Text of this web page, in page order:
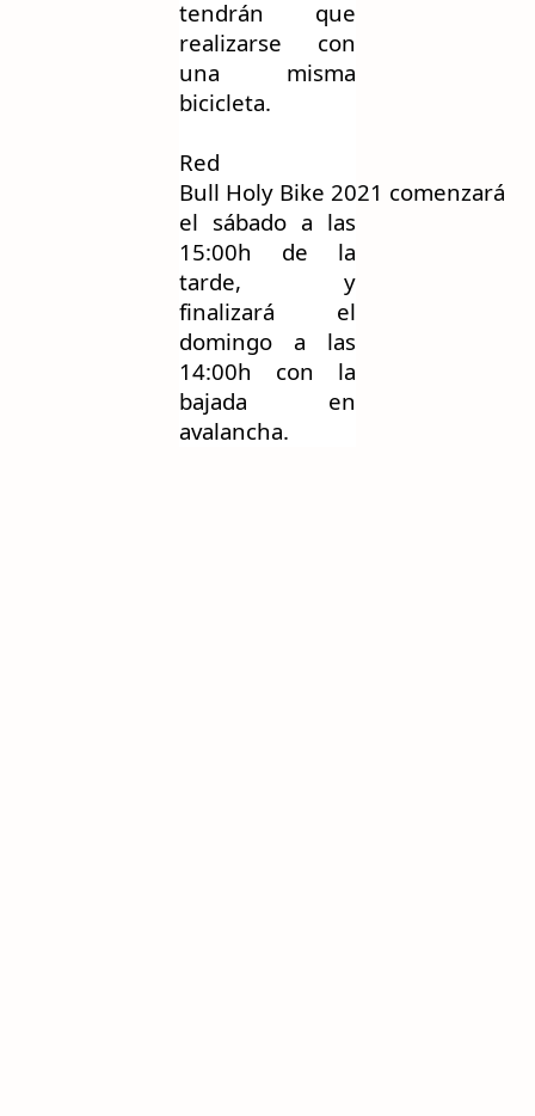
tendrán que
realizarse con
una misma
bicicleta.
Red
Bull Holy Bike 2021 comenzará
el sábado a las
15:00h de la
tarde, y
finalizará el
domingo a las
14:00h con la
bajada en
avalancha.